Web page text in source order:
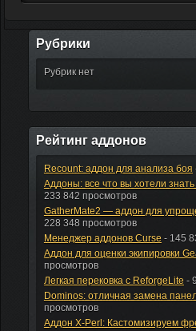
Рубрики
Рубрик нет
Рейтинг аддонов
Recount: аддон для анализа боя
Аддоны: все что вы хотели
233 842 просмотров
GatherMate2 — аддон для
228 348 просмотров
Менеджер аддонов Curse - 145
Аддон для оценки экипировки
просмотров
Легкая перековка с ReforgeLite -
Dominos: отличная замена
просмотров
Аддон X-Perl: Кастомизируем